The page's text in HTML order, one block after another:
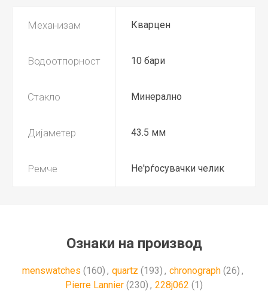
Механизам Кварцен
Водоотпорност 10 бари
Стакло Минерално
Дијаметер 43.5 мм
Ремче Не'рѓосувачки челик
Ознаки на производ
menswatches (160) , quartz (193) , chronograph (26) ,
Pierre Lannier (230) , 228j062 (1)